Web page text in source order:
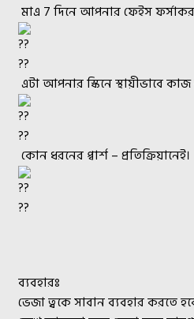
মাএ 7 দিনে আপনার ফেইস
এটা আপনার স্কিনে স্থায়ীভাবে
কোন ধরনের প্বার্শ – প্রতিক্রিয়ানেই।
ব্যবহারঃ
ভেজা ত্বকে সাবান ব্যবহার করতে